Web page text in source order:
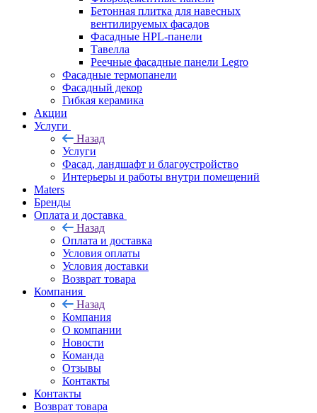
Бетонная плитка для навесных
вентилируемых фасадов
Фасадные HPL-панели
Тавелла
Реечные фасадные панели Legro
Фасадные термопанели
Фасадный декор
Гибкая керамика
Акции
Услуги
Назад
Услуги
Фасад, ландшафт и благоустройство
Интерьеры и работы внутри помещений
Maters
Бренды
Оплата и доставка
Назад
Оплата и доставка
Условия оплаты
Условия доставки
Возврат товара
Компания
Назад
Компания
О компании
Новости
Команда
Отзывы
Контакты
Контакты
Возврат товара